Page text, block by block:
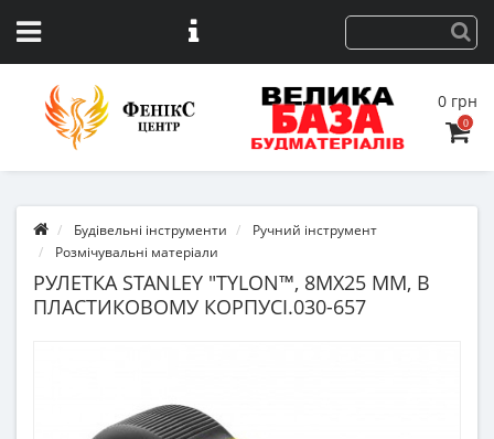
0 грн
0
Будівельні інструменти
Ручний інструмент
Розмічувальні матеріали
РУЛЕТКА STANLEY "TYLON™, 8МХ25 ММ, В
ПЛАСТИКОВОМУ КОРПУСІ.030-657